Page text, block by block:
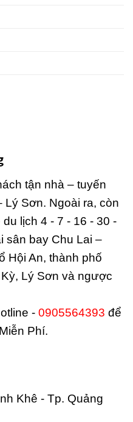
tận nhà – tuyến
Sơn. Ngoài ra, còn
lịch 4 - 7 - 16 - 30 -
sân bay Chu Lai –
Hội An, thành phố
Lý Sơn và ngược
- 0905564393 để
Phí.
Khê - Tp. Quảng